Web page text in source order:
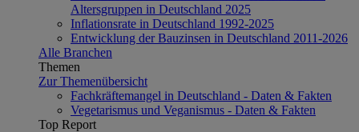
Altersgruppen in Deutschland 2025
Inflationsrate in Deutschland 1992-2025
Entwicklung der Bauzinsen in Deutschland 2011-2026
Alle Branchen
Themen
Zur Themenübersicht
Fachkräftemangel in Deutschland - Daten & Fakten
Vegetarismus und Veganismus - Daten & Fakten
Top Report